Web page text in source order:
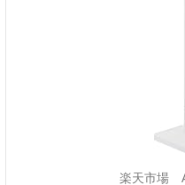
楽天市場